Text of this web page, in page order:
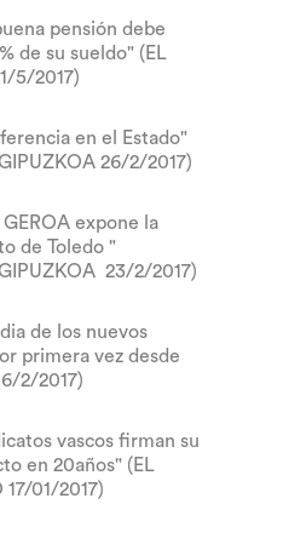
pensión debe
de su sueldo" (EL
5/2017)
en el Estado"
26/2/2017)
expone la
de Toledo "
23/2/2017)
de los nuevos
primera vez desde
2/2017)
vascos firman su
en 20años" (EL
17/01/2017)